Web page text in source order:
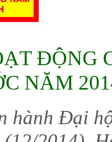
ĐỘNG
NĂM
hành Đại